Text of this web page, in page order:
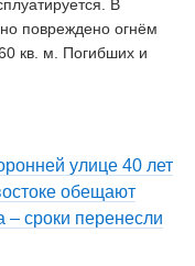
В
повреждено огнём
кв. м. Погибших и
улице 40 лет
обещают
– сроки перенесли